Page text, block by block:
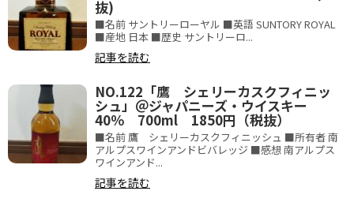
抜)
■名前 サントリーローヤル ■英語 SUNTORY ROYAL
■産地 日本 ■歴史 サントリーロ...
記事を読む
NO.122「鷹 シェリーカスクフィニッ
シュ」＠ジャパニーズ・ウイスキー
40％ 700ml 1850円（税抜）
■名前 鷹 シェリーカスクフィニッシュ ■所有者 南
アルプスワインアンドビバレッジ ■感想 南アルプス
ワインアンド...
記事を読む